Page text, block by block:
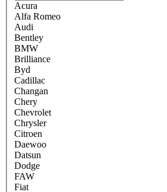
Acura
Alfa Romeo
Audi
Bentley
BMW
Brilliance
Byd
Cadillac
Changan
Chery
Chevrolet
Chrysler
Citroen
Daewoo
Datsun
Dodge
FAW
Fiat